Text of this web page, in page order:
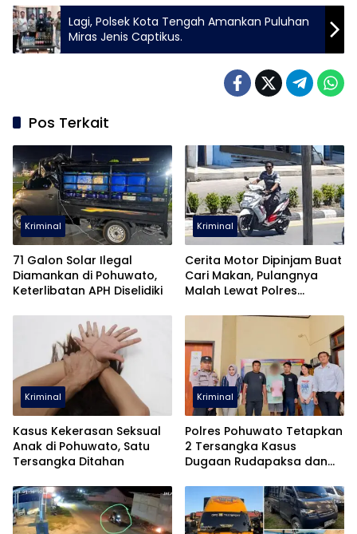
Lagi, Polsek Kota Tengah Amankan Puluhan
Miras Jenis Captikus.
Pos Terkait
Kriminal
71 Galon Solar Ilegal
Diamankan di Pohuwato,
Keterlibatan APH Diselidiki
Kriminal
Cerita Motor Dipinjam Buat
Cari Makan, Pulangnya
Malah Lewat Polres
Kriminal
Kasus Kekerasan Seksual
Anak di Pohuwato, Satu
Tersangka Ditahan
Kriminal
Polres Pohuwato Tetapkan
2 Tersangka Kasus
Dugaan Rudapaksa dan